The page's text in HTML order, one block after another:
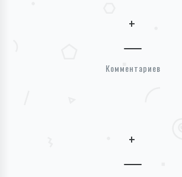
+
Комментариев
+